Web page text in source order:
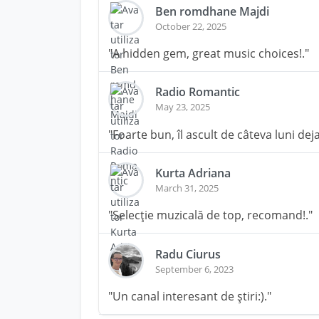
Ben romdhane Majdi
October 22, 2025
"A hidden gem, great music choices!."
Radio Romantic
May 23, 2025
"Foarte bun, îl ascult de câteva luni
Kurta Adriana
March 31, 2025
"Selecție muzicală de top, recomand!."
Radu Ciurus
September 6, 2023
"Un canal interesant de știri:)."